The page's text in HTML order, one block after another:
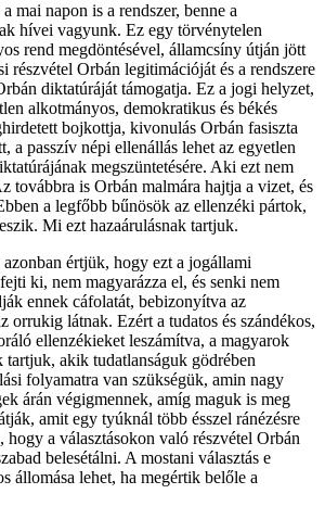
mai napon is a rendszer, benne a
hívei vagyunk. Ez egy törvénytelen
rend megdöntésével, államcsíny útján jött
részvétel Orbán legitimációját és a rendszere
diktatúráját támogatja. Ez a jogi helyzet,
alkotmányos, demokratikus és békés
bojkottja, kivonulás Orbán fasiszta
a passzív népi ellenállás lehet az egyetlen
megszüntetésére. Aki ezt nem
továbbra is Orbán malmára hajtja a vizet, és
a legfőbb bűnösök az ellenzéki pártok,
Mi ezt hazaárulásnak tartjuk.
értjük, hogy ezt a jogállami
ki, nem magyarázza el, és senki nem
ennek cáfolatát, bebizonyítva az
orrukig látnak. Ezért a tudatos és szándékos,
ellenzékieket leszámítva, a magyarok
tartjuk, akik tudatlanságuk gödrében
folyamatra van szükségük, amin nagy
árán végigmennek, amíg maguk is meg
amit egy tyúknál több ésszel ránézésre
hogy a választásokon való részvétel Orbán
belesétálni. A mostani választás e
állomása lehet, ha megértik belőle a